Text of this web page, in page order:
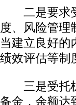
二是要求受
度、风险管理
当建立良好的
绩效评估等制
三是受托机
备金，余额达